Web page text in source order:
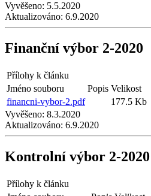
Vyvěšeno: 5.5.2020
Aktualizováno: 6.9.2020
Finanční výbor 2-2020
Přílohy k článku
Jméno souboru
Popis Velikost
financni-vybor-2.pdf
177.5 Kb
Vyvěšeno: 8.3.2020
Aktualizováno: 6.9.2020
Kontrolní výbor 2-2020
Přílohy k článku